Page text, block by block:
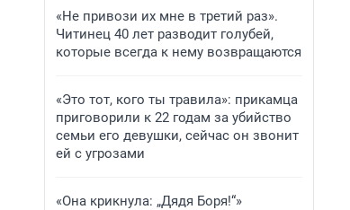
«Не привози их мне в третий раз».
Читинец 40 лет разводит голубей,
которые всегда к нему возвращаются
«Это тот, кого ты травила»: прикамца
приговорили к 22 годам за убийство
семьи его девушки, сейчас он звонит
ей с угрозами
«Она крикнула: „Дядя Боря!“»